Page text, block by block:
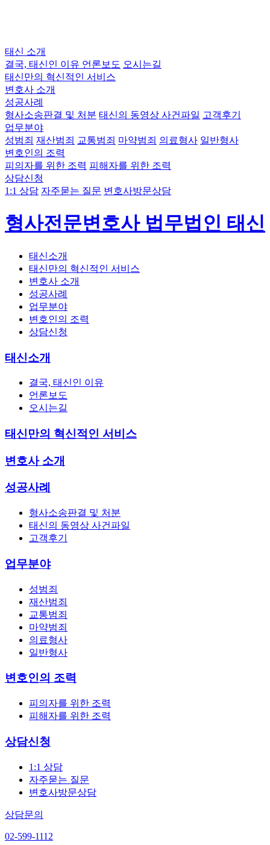
태신 소개
결국, 태신인 이유 언론보도 오시는길
태신만의 혁신적인 서비스
변호사 소개
성공사례
형사소송판결 및 처분 태신의 동영상 사건파일 고객후기
업무분야
성범죄 재산범죄 교통범죄 마약범죄 의료형사 일반형사
변호인의 조력
피의자를 위한 조력 피해자를 위한 조력
상담신청
1:1 상담 자주묻는 질문 변호사방문상담
형사전문변호사 법무법인 태신
태신소개
태신만의 혁신적인 서비스
변호사 소개
성공사례
업무분야
변호인의 조력
상담신청
태신소개
결국, 태신인 이유
언론보도
오시는길
태신만의 혁신적인 서비스
변호사 소개
성공사례
형사소송판결 및 처분
태신의 동영상 사건파일
고객후기
업무분야
성범죄
재산범죄
교통범죄
마약범죄
의료형사
일반형사
변호인의 조력
피의자를 위한 조력
피해자를 위한 조력
상담신청
1:1 상담
자주묻는 질문
변호사방문상담
상담문의
02-599-1112